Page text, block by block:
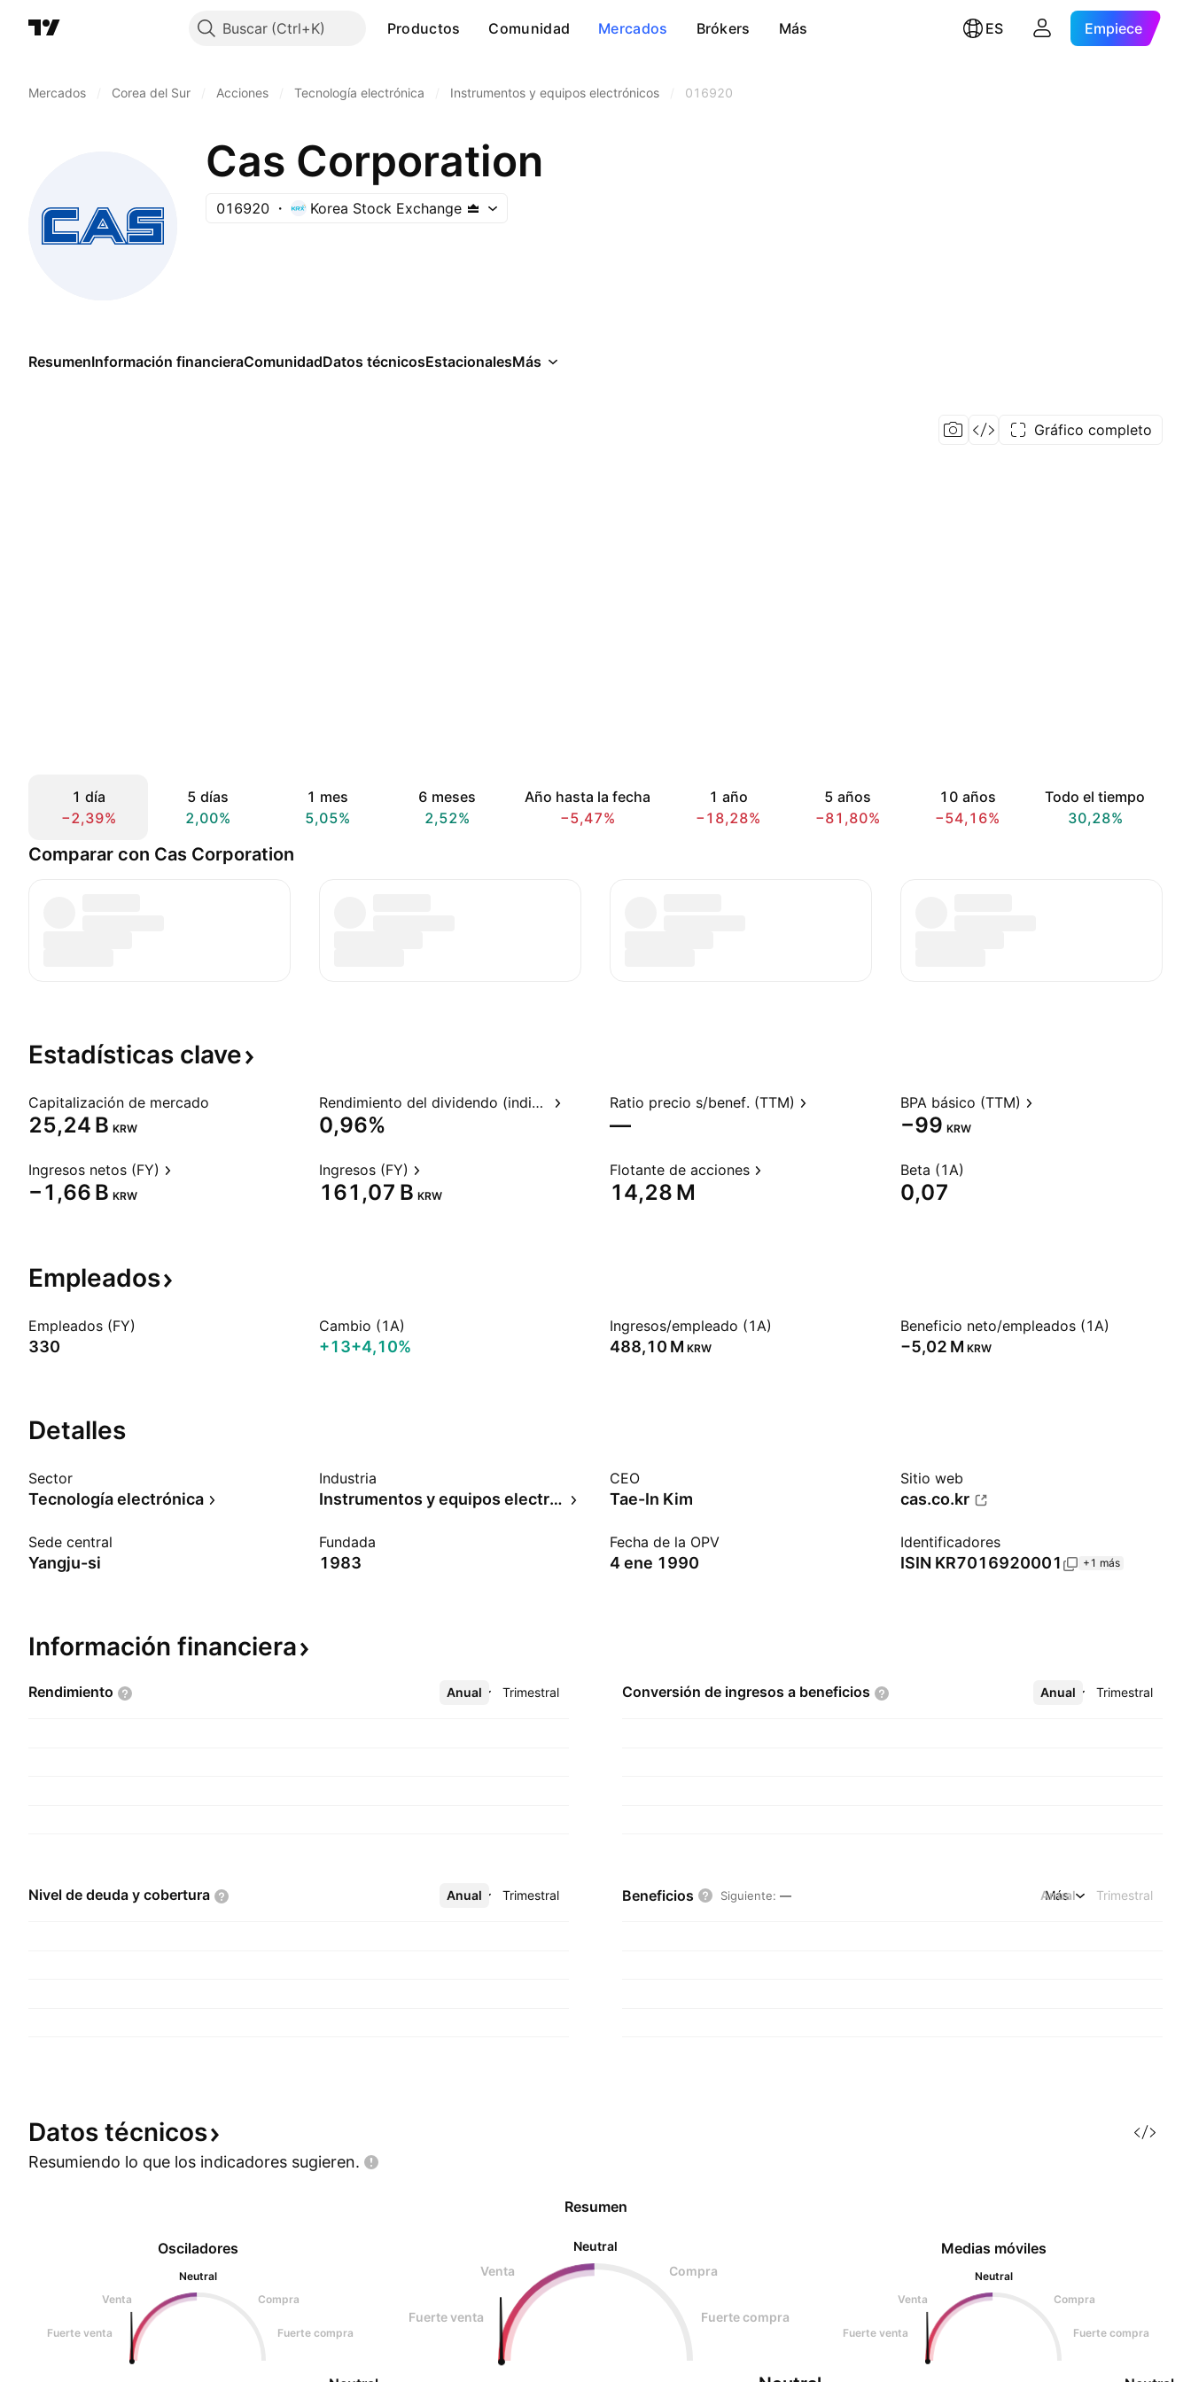
Buscar Productos Comunidad Mercados Brókers Más ES Empiece
Mercados Corea del Sur Acciones Tecnología electrónica Instrumentos y equipos electrónicos 016920
Cas Corporation
016920 Korea Stock Exchange
ResumenInformación financieraComunidadDatos técnicosEstacionalesMás
Gráfico completo
1 día
−2,39%
5 días
2,00%
1 mes
5,05%
6 meses
2,52%
Año hasta la fecha
−5,47%
1 año
−18,28%
5 años
−81,80%
10 años
−54,16%
Todo el tiempo
30,28%
Comparar con Cas Corporation
Estadísticas clave
Capitalización de mercado
‪25,24 B‬ KRW
Rendimiento del dividendo (indicado)
0,96%
Ratio precio s/benef. (TTM)
—
BPA básico (TTM)
−99 KRW
Ingresos netos (FY)
‪−1,66 B‬ KRW
Ingresos (FY)
‪161,07 B‬ KRW
Flotante de acciones
‪14,28 M‬
Beta (1A)
0,07
Empleados
Empleados (FY)
330
Cambio (1A)
+13+4,10%
Ingresos/empleado (1A)
‪488,10 M‬ KRW
Beneficio neto/empleados (1A)
‪−5,02 M‬ KRW
Detalles
Sector
Tecnología electrónica
Industria
Instrumentos y equipos electrónicos
CEO
Tae-In Kim
Sitio web
cas.co.kr
Sede central
Yangju-si
Fundada
1983
Fecha de la OPV
4 ene 1990
Identificadores
ISIN KR7016920001 +1 más
Información financiera
Rendimiento Anual Trimestral
Más Conversión de ingresos a beneficios Anual Trimestral
Más
Nivel de deuda y cobertura Anual Trimestral
Más Beneficios Siguiente: — Anual Trimestral
Más
Datos técnicos
Resumiendo lo que los indicadores sugieren.
Osciladores
Neutral
Venta
Compra
Fuerte venta Fuerte compra
Resumen
Neutral
Venta
Compra
Fuerte venta Fuerte compra
Medias móviles
Neutral
Venta
Compra
Fuerte venta Fuerte compra